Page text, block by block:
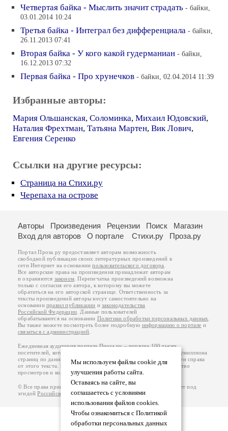
Четвертая байка - Мыслить значит страдать - байки,
03.01.2014 10:24
Третья байка - Интеграл без дифференциала - байки,
26.11.2013 07:41
Вторая байка - У кого какой гудерманиан - байки,
16.12.2013 07:32
Первая байка - Про хрунечков - байки, 02.04.2014 11:39
Избранные авторы:
Мария Ольшанская, Соломинка, Михаил Юдовский,
Наталия Фрехтман, Татьяна Мартен, Вик Лович,
Евгения Серенко
Ссылки на другие ресурсы:
Страница на Стихи.ру
Черепаха на острове
Мы используем файлы cookie для
улучшения работы сайта.
Оставаясь на сайте, вы
соглашаетесь с условиями
использования файлов cookies.
Чтобы ознакомиться с Политикой
обработки персональных данных
Авторы Произведения Рецензии Поиск
Магазин
Вход для авторов
О портале Стихи.ру Проза.ру
Портал Проза.ру предоставляет авторам возможность
свободной публикации своих литературных произведений в
сети Интернет на основаниипользовательского договора
Все авторские права на произведения принадлежат авторам
и охраняются законом . Перепечатка произведений возможна
только с согласия его автора, к которому вы можете
обратиться на его авторской странице. Ответственность за
тексты произведений авторы несут самостоятельно на
основанииправил публикации изаконодательства
Российской Федерации . Данные пользователей
обрабатываются на основании Политики обработки персональных данных
Вы также можете посмотреть более подробную информацию о портале и
связаться с администрацией
Ежедневная аудитория портала Проза.ру – порядка 100 тысяч
посетителей, которые в общей сумме просматривают более полумиллиона
страниц по данным счетчика посещаемости, который расположен справа
от этого текста. В каждой графе указано по две цифры: количество
просмотров и количество посетителей.
© Все права принадлежат авторам, 2000-2026. Портал работает под
эгидойРоссийского союза писателей.18+